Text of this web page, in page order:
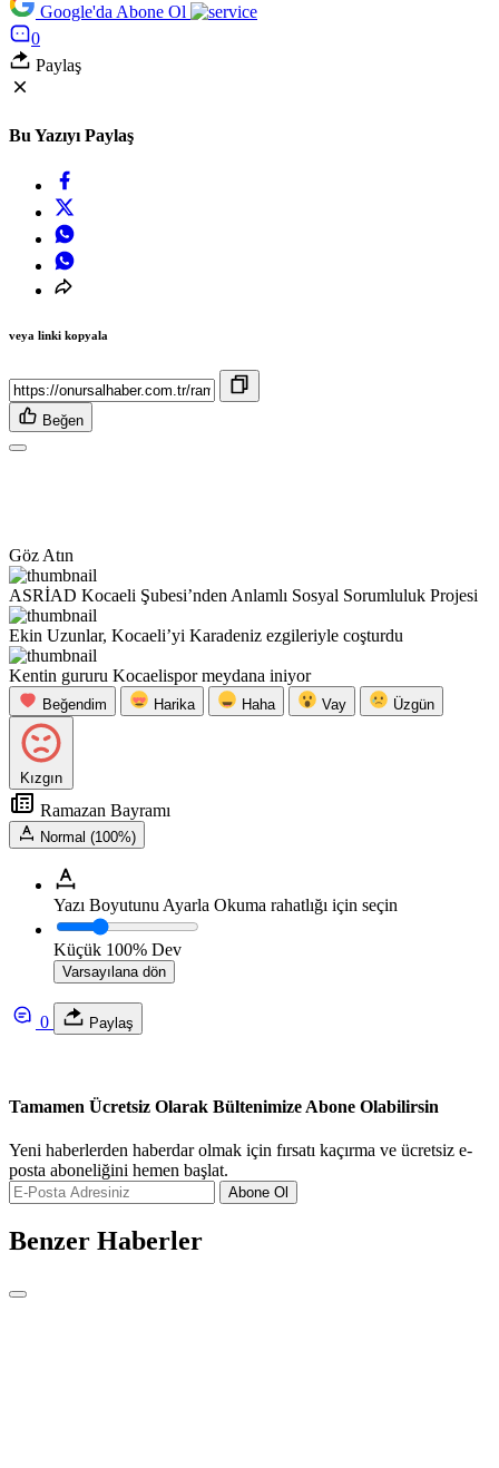
Google'da Abone Ol
0
Paylaş
Bu Yazıyı Paylaş
veya linki kopyala
Beğen
Göz Atın
ASRİAD Kocaeli Şubesi’nden Anlamlı Sosyal Sorumluluk Projesi
Ekin Uzunlar, Kocaeli’yi Karadeniz ezgileriyle coşturdu
Kentin gururu Kocaelispor meydana iniyor
Beğendim Harika Haha Vay Üzgün
Kızgın
Ramazan Bayramı
Normal (100%)
Yazı Boyutunu Ayarla Okuma rahatlığı için seçin
Küçük 100% Dev
Varsayılana dön
0 Paylaş
Tamamen Ücretsiz Olarak Bültenimize Abone Olabilirsin
Yeni haberlerden haberdar olmak için fırsatı kaçırma ve ücretsiz e-
posta aboneliğini hemen başlat.
Abone Ol
Benzer Haberler